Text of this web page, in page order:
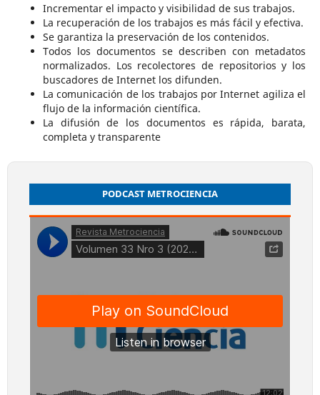
Incrementar el impacto y visibilidad de sus trabajos.
La recuperación de los trabajos es más fácil y efectiva.
Se garantiza la preservación de los contenidos.
Todos los documentos se describen con metadatos
normalizados. Los recolectores de repositorios y los
buscadores de Internet los difunden.
La comunicación de los trabajos por Internet agiliza el
flujo de la información científica.
La difusión de los documentos es rápida, barata,
completa y transparente
PODCAST METROCIENCIA